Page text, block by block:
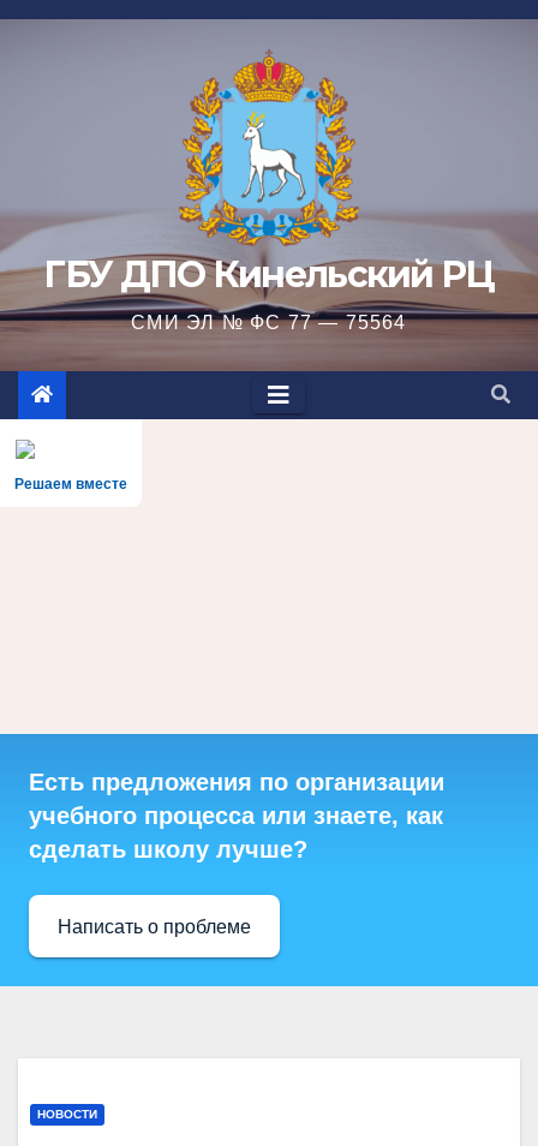
Перейти
ГБУ ДПО Кинельский РЦ
СМИ ЭЛ № ФС 77 — 75564
Решаем вместе
Есть предложения по организации
учебного процесса или знаете, как
сделать школу лучше?
Написать о проблеме
НОВОСТИ